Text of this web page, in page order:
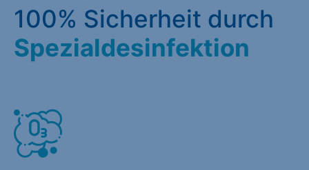
100% Sicherheit durch
Spezialdesinfektion